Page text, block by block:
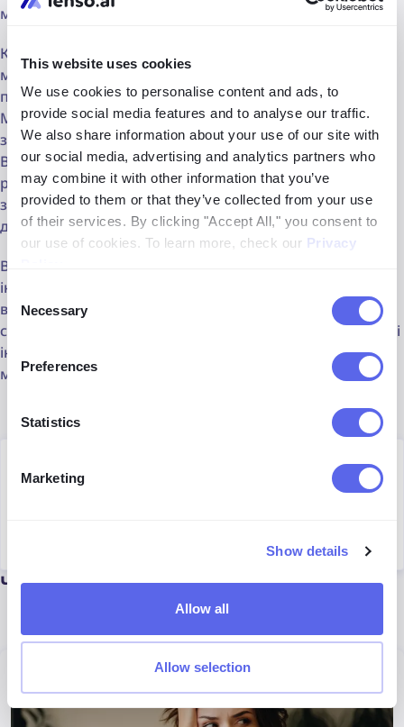
This website uses cookies
We use cookies to personalise content and ads, to
provide social media features and to analyse our traffic.
We also share information about your use of our site with
our social media, advertising and analytics partners who
may combine it with other information that you’ve
provided to them or that they’ve collected from your use
of their services. By clicking "Accept All," you consent to
our use of cookies. To learn more, check our Privacy
Consent
Selection
Necessary
Preferences
Statistics
Marketing
Show details
Allow all
Allow selection
можуть швидко знаходити потрібні зображення.
Крім того, пошук може бути уточнений за людьми,
місцями, дублікатами, текстом або доменом, що
підвищує точність та релевантність результатів.
Майбутнє пошуку зображень безсумнівно яскраве,
завдяки досягненням в AI, ML та комп'ютерному зорі.
Від покращення досвіду електронної комерції до
революціонізації медичної діагностики, потенційні
застосування цієї технології є величезними та
далекоглядними.
Вирішення етичних питань та забезпечення
інклюзивності та справедливості буде ключовим у
використанні всіх переваг пошуку зображень для
суспільства в цілому. Продовжуючи розширювати межі
інновацій, одне залишається ясним: шлях до
майбутнього пошуку зображень лише починається.
Читати далі